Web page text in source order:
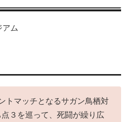
アム
トマッチとなるサガン鳥栖対
３を巡って、死闘が繰り広